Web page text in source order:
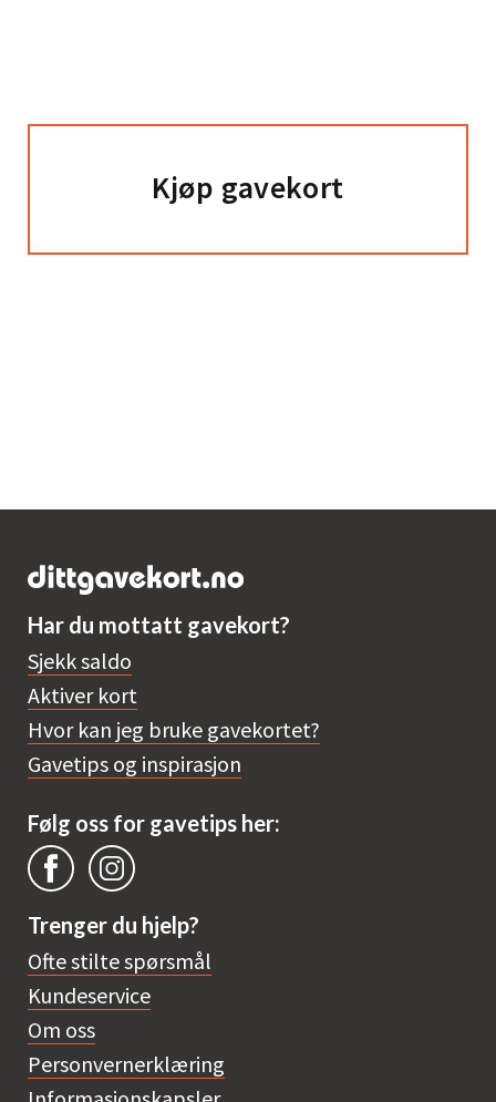
Kjøp gavekort
Har du mottatt gavekort?
Sjekk saldo
Aktiver kort
Hvor kan jeg bruke gavekortet?
Gavetips og inspirasjon
Følg oss for gavetips her:
Trenger du hjelp?
Ofte stilte spørsmål
Kundeservice
Om oss
Personvernerklæring